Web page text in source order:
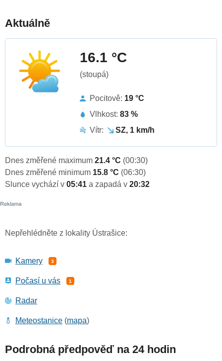
Aktuálně
16.1 °C
(stoupá)
Pocitově: 19 °C
Vlhkost: 83 %
Vítr:
SZ, 1 km/h
Dnes změřené maximum 21.4 °C (00:30)
Dnes změřené minimum 15.8 °C (06:30)
Slunce vychází v 05:41 a zapadá v 20:32
Nepřehlédněte z lokality Ústrašice:
Kamery 3
Počasí u vás 1
Radar
Meteostanice (mapa)
Podrobná předpověď na 24 hodin